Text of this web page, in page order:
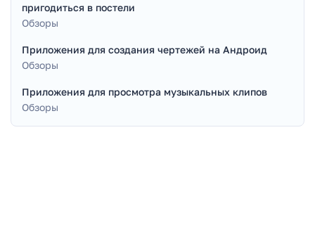
пригодиться в постели
Обзоры
Приложения для создания чертежей на Андроид
Обзоры
Приложения для просмотра музыкальных клипов
Обзоры